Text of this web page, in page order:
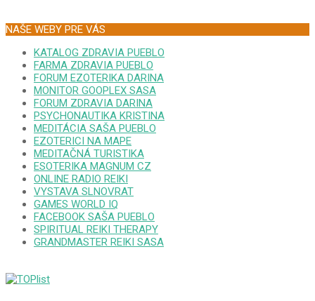
NAŠE WEBY PRE VÁS
KATALOG ZDRAVIA PUEBLO
FARMA ZDRAVIA PUEBLO
FORUM EZOTERIKA DARINA
MONITOR GOOPLEX SASA
FORUM ZDRAVIA DARINA
PSYCHONAUTIKA KRISTINA
MEDITÁCIA SAŠA PUEBLO
EZOTERICI NA MAPE
MEDITAČNÁ TURISTIKA
ESOTERIKA MAGNUM CZ
ONLINE RADIO REIKI
VYSTAVA SLNOVRAT
GAMES WORLD IQ
FACEBOOK SAŠA PUEBLO
SPIRITUAL REIKI THERAPY
GRANDMASTER REIKI SASA